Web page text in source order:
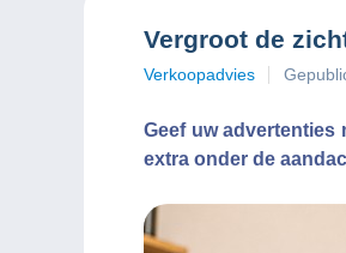
Vergroot de
Verkoopadvies
Geef uw advertenties
extra onder de